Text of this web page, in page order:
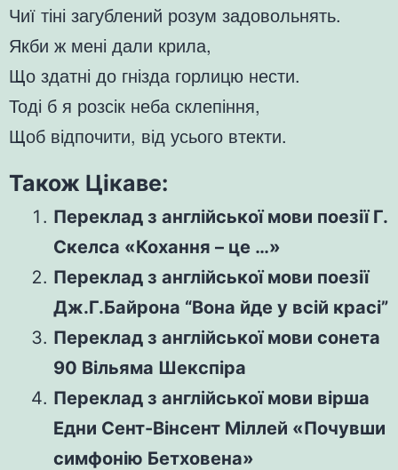
Чиї тіні загублений розум задовольнять.
Якби ж мені дали крила,
Що здатні до гнізда горлицю нести.
Тоді б я розсік неба склепіння,
Щоб відпочити, від усього втекти.
Також Цікаве:
Переклад з англійської мови поезії Г.
Скелса «Кохання – це …»
Переклад з англійської мови поезії
Дж.Г.Байрона “Вона йде у всій красі”
Переклад з англійської мови сонета
90 Вільяма Шекспіра
Переклад з англійської мови вірша
Едни Сент-Вінсент Міллей «Почувши
симфонію Бетховена»